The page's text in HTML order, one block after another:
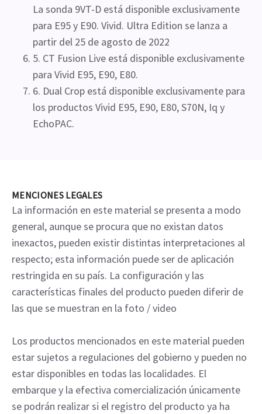
La sonda 9VT-D está disponible exclusivamente
para E95 y E90. Vivid. Ultra Edition se lanza a
partir del 25 de agosto de 2022
5. CT Fusion Live está disponible exclusivamente
para Vivid E95, E90, E80.
6. Dual Crop está disponible exclusivamente para
los productos Vivid E95, E90, E80, S70N, Iq y
EchoPAC.
MENCIONES LEGALES
La información en este material se presenta a modo
general, aunque se procura que no existan datos
inexactos, pueden existir distintas interpretaciones al
respecto; esta información puede ser de aplicación
restringida en su país. La configuración y las
características finales del producto pueden diferir de
las que se muestran en la foto / video
Los productos mencionados en este material pueden
estar sujetos a regulaciones del gobierno y pueden no
estar disponibles en todas las localidades. El
embarque y la efectiva comercialización únicamente
se podrán realizar si el registro del producto ya ha